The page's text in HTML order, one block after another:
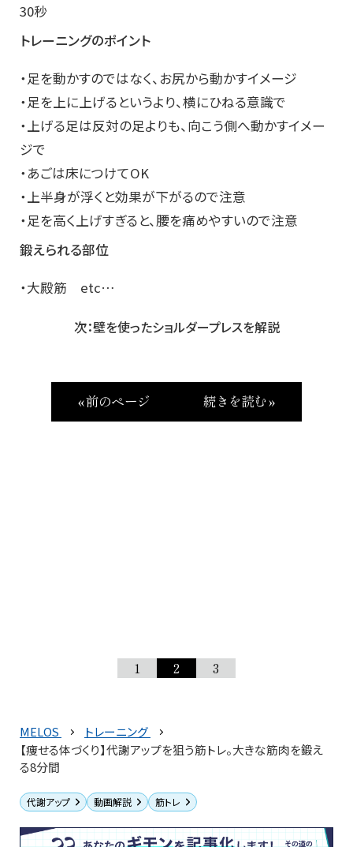
30秒
トレーニングのポイント
・足を動かすのではなく、お尻から動かすイメージ
・足を上に上げるというより、横にひねる意識で
・上げる足は反対の足よりも、向こう側へ動かすイメー
ジで
・あごは床につけてOK
・上半身が浮くと効果が下がるので注意
・足を高く上げすぎると、腰を痛めやすいので注意
鍛えられる部位
・大殿筋 etc…
次：壁を使ったショルダープレスを解説
« 前のページ 続きを読む »
1 2 3
MELOS
トレーニング
【痩せる体づくり】代謝アップを狙う筋トレ。大きな筋肉を鍛え
る8分間
代謝アップ 動画解説 筋トレ